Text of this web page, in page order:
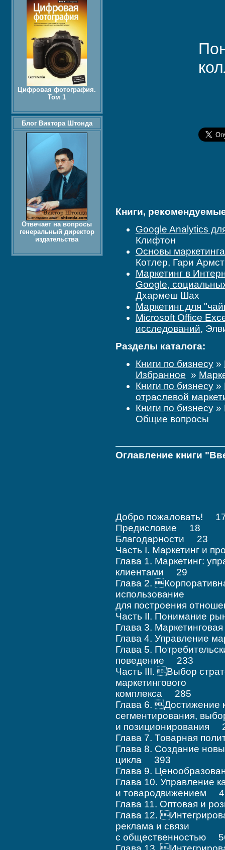
Книги,
Google Analytics
Клифтон
Основы
Котлер, Гари
Маркетинг в
Google,
Дхармеш Шах
Маркетинг для
Microsoft Office
исследований,
Разделы каталога:
Книги по бизнесу»
Избранное »
Книги по бизнесу»
отраслевой
Книги по бизнесу»
Общие вопросы
Оглавление книги
Добро пожаловать!
Предисловие 18
Благодарности 23
Часть I. Маркетинг и
Глава 1. Маркетинг:
клиентами 29
Глава 2.
использование
для построения
Часть II. Понимание
Глава 3.
Глава 4. Управление
Глава 5.
поведение 233
Часть ІІІ. Выбор
маркетингового
комплекса 285
Глава 6. Достижение
сегментирования,
и позиционирования
Глава 7. Товарная
Глава 8. Создание
цикла 393
Глава 9.
Глава 10. Управление
и товародвижением
Глава 11. Оптовая и
Глава 12.
реклама и связи
с общественностью
Цифровая фотография.
Том 1
Блог Виктора Штонда
Отвечает на вопросы
генеральный директор
издательства